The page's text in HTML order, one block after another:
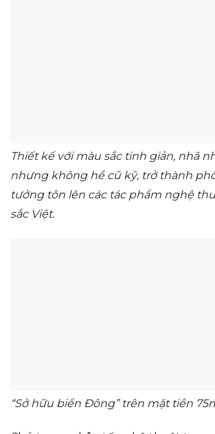
Thiết kế với màu sắc tinh giản, nhã
nhưng không hề cũ kỹ, trở thành
tưởng tôn lên các tác phẩm nghệ
sắc Việt.
“Sở hữu biển Đông” trên mặt tiền